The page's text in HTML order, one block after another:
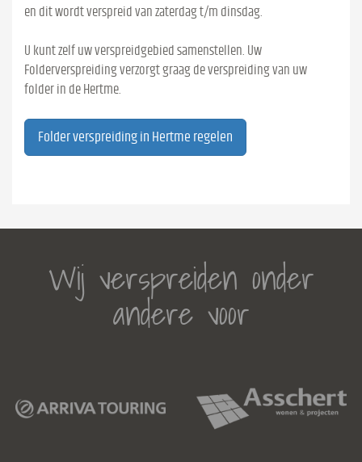
en dit wordt verspreid van zaterdag t/m dinsdag.
U kunt zelf uw verspreidgebied samenstellen. Uw
Folderverspreiding verzorgt graag de verspreiding van uw
folder in de Hertme.
Folder verspreiding in Hertme regelen
Wij verspreiden onder
andere voor